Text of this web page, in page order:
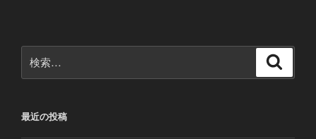
ー
シ
索:
最近の投稿